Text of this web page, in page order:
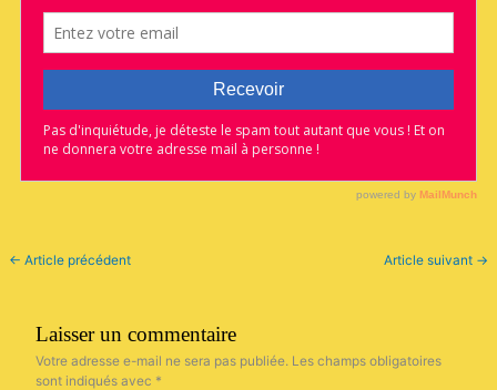
← Article précédent Article suivant →
Laisser un commentaire
Votre adresse e-mail ne sera pas publiée. Les champs obligatoires
sont indiqués avec *